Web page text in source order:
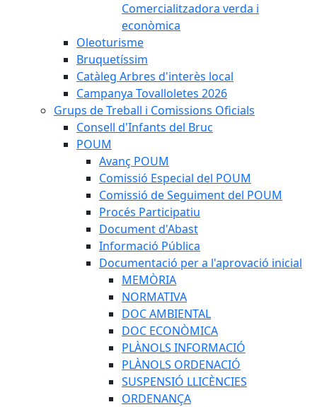
Comercialitzadora verda i
econòmica
Oleoturisme
Bruquetíssim
Catàleg Arbres d'interès local
Campanya Tovalloletes 2026
Grups de Treball i Comissions Oficials
Consell d'Infants del Bruc
POUM
Avanç POUM
Comissió Especial del POUM
Comissió de Seguiment del POUM
Procés Participatiu
Document d'Abast
Informació Pública
Documentació per a l'aprovació inicial
MEMÒRIA
NORMATIVA
DOC AMBIENTAL
DOC ECONÒMICA
PLÀNOLS INFORMACIÓ
PLÀNOLS ORDENACIÓ
SUSPENSIÓ LLICÈNCIES
ORDENANÇA